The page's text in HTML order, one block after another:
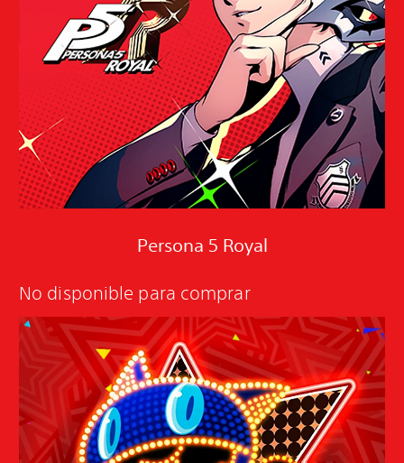
Persona 5 Royal
No disponible para comprar